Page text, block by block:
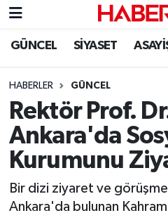
GÜNCEL SİYASET
HABERLER GÜNCEL
Rektör Prof.
Ankara'da
Kurumunu
Bir dizi ziyaret ve
Ankara'da bulunan
GÜNCEL
SİYASET
EKONOMİ
SPOR
YAŞAM
Nöbetçi Eczaneler
Hava Durumu
Kahramanmaraş
Trafik Durumu
Süper Lig Puan